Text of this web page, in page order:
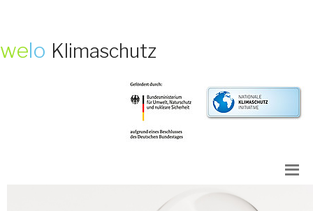
welo Klimaschutz